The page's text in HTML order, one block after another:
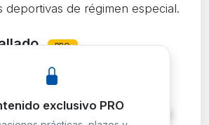
deportivas de régimen especial.
PRO
otorga reconocimiento
a la formación de Monitor
Entrenador Territorial de
exclusivo PRO